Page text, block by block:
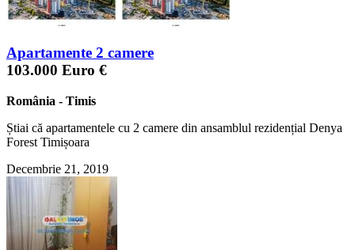
Apartamente 2 camere
103.000 Euro €
România - Timis
Știai că apartamentele cu 2 camere din ansamblul rezidențial Denya
Forest Timișoara
Decembrie 21, 2019